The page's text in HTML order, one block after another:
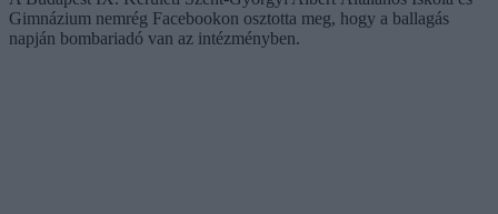
Gimnázium nemrég Facebookon osztotta meg, hogy a ballagás
napján bombariadó van az intézményben.